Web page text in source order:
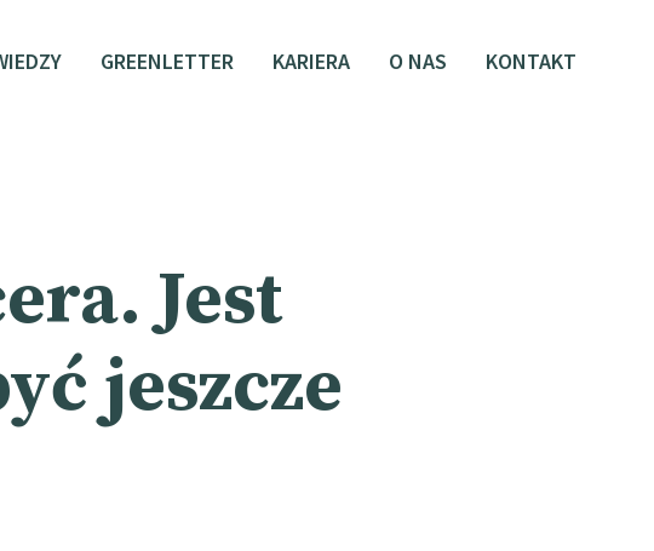
GREENLETTER KARIERA O NAS KONTAKT
Jest
jeszcze